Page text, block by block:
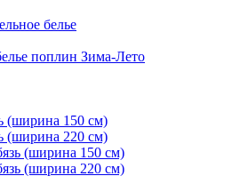
белье
поплин Зима-Лето
(ширина 150 см)
(ширина 220 см)
(ширина 150 см)
(ширина 220 см)